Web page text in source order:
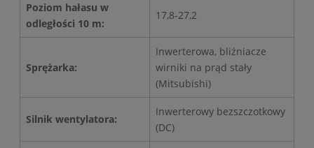
Poziom hałasu w
odległości 10 m:
17,8-27,2
Sprężarka:
Inwerterowa, bliźniacze
wirniki na prąd stały
(Mitsubishi)
Silnik wentylatora:
Inwerterowy bezszczotkowy
(DC)